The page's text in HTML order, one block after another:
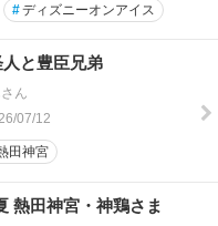
#ディズニーオンアイス
と豊臣兄弟
ん
07/12
田神宮
熱田神宮・神鶏さま